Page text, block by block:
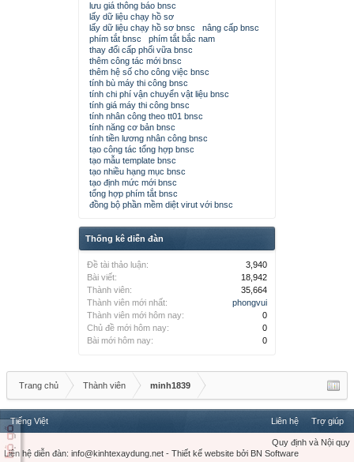
lưu giá thông báo bnsc
lấy dữ liệu chạy hồ sơ
lấy dữ liệu chạy hồ sơ bnsc
nâng cấp bnsc
phím tắt bnsc
phím tắt bắc nam
thay đổi cấp phối vữa bnsc
thêm công tác mới bnsc
thêm hệ số cho công việc bnsc
tính bù máy thi công bnsc
tính chi phí vận chuyển vật liệu bnsc
tính giá máy thi công bnsc
tính nhân công theo tt01 bnsc
tính năng cơ bản bnsc
tính tiền lương nhân công bnsc
tạo công tác tổng hợp bnsc
tạo mẫu template bnsc
tạo nhiều hạng mục bnsc
tạo định mức mới bnsc
tổng hợp phím tắt bnsc
đồng bộ phần mềm diệt virut với bnsc
Thống kê diễn đàn
Đề tài thảo luận:
3,940
Bài viết:
18,942
Thành viên:
35,664
Thành viên mới nhất:
phongvui
Thành viên mới hôm nay:
0
Chủ đề mới hôm nay:
0
Bài mới hôm nay:
0
Trang chủ Thành viên minh1839
Tiếng Việt Liên hệ Trợ giúp
Quy định và Nội quy
Liên hệ diễn đàn: info@kinhtexaydung.net - Thiết kế website bởi BN Software